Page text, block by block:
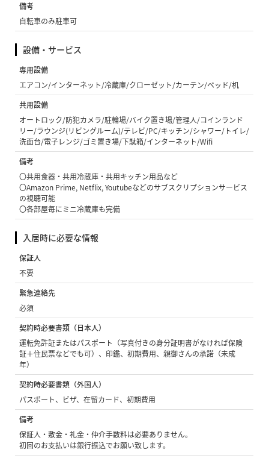
備考
自転車のみ駐車可
設備・サービス
専用設備
エアコン/インターネット/冷蔵庫/クローゼット/カーテン/ベッド/机
共用設備
オートロック/防犯カメラ/駐輪場/バイク置き場/管理人/コインランド
リー/ラウンジ(リビングルーム)/テレビ/PC/キッチン/シャワー/トイレ/
洗面台/電子レンジ/ゴミ置き場/下駄箱/インターネット/Wifi
備考
〇共用食器・共用冷蔵庫・共用キッチン用品など
〇Amazon Prime, Netflix, Youtubeなどのサブスクリプションサービス
の視聴可能
〇各部屋毎にミニ冷蔵庫も完備
入居時に必要な情報
保証人
不要
緊急連絡先
必須
契約時必要書類（日本人）
運転免許証またはパスポート（写真付きの身分証明書がなければ保険
証＋住民票などでも可）、印鑑、初期費用、親御さんの承諾（未成
年）
契約時必要書類（外国人）
パスポート、ビザ、在留カード、初期費用
備考
保証人・敷金・礼金・仲介手数料は必要ありません。
初回のお支払いは銀行振込でお願い致します。